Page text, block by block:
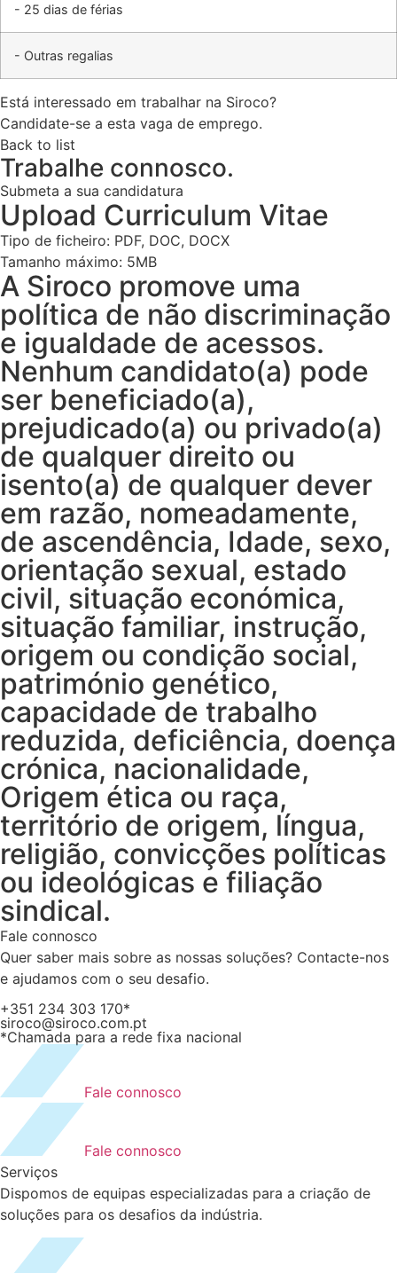
- 25 dias de férias
- Outras regalias
Está interessado em trabalhar na Siroco?
Candidate-se a esta vaga de emprego.
Back to list
Trabalhe connosco.
Submeta a sua candidatura
Upload Curriculum Vitae
Tipo de ficheiro: PDF, DOC, DOCX
Tamanho máximo: 5MB
A Siroco promove uma
política de não discriminação
e igualdade de acessos.
Nenhum candidato(a) pode
ser beneficiado(a),
prejudicado(a) ou privado(a)
de qualquer direito ou
isento(a) de qualquer dever
em razão, nomeadamente,
de ascendência, Idade, sexo,
orientação sexual, estado
civil, situação económica,
situação familiar, instrução,
origem ou condição social,
património genético,
capacidade de trabalho
reduzida, deficiência, doença
crónica, nacionalidade,
Origem ética ou raça,
território de origem, língua,
religião, convicções políticas
ou ideológicas e filiação
sindical.
Fale connosco
Quer saber mais sobre as nossas soluções? Contacte-nos
e ajudamos com o seu desafio.
+351 234 303 170*
siroco@siroco.com.pt
*Chamada para a rede fixa nacional
Fale connosco
Fale connosco
Serviços
Dispomos de equipas especializadas para a criação de
soluções para os desafios da indústria.